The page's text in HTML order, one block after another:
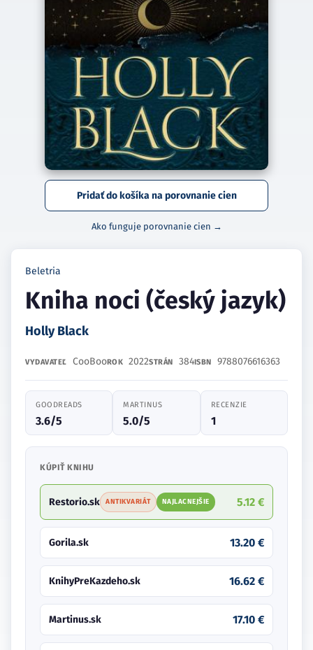
Pridať do košíka na porovnanie cien
Ako funguje porovnanie cien →
Beletria
Kniha noci (český jazyk)
Holly Black
VYDAVATEĽ CooBooROK 2022STRÁN 384ISBN 9788076616363
GOODREADS
3.6/5
MARTINUS
5.0/5
RECENZIE
1
KÚPIŤ KNIHU
Restorio.sk ANTIKVARIÁT NAJLACNEJŠIE 5.12 €
Gorila.sk 13.20 €
KnihyPreKazdeho.sk 16.62 €
Martinus.sk 17.10 €